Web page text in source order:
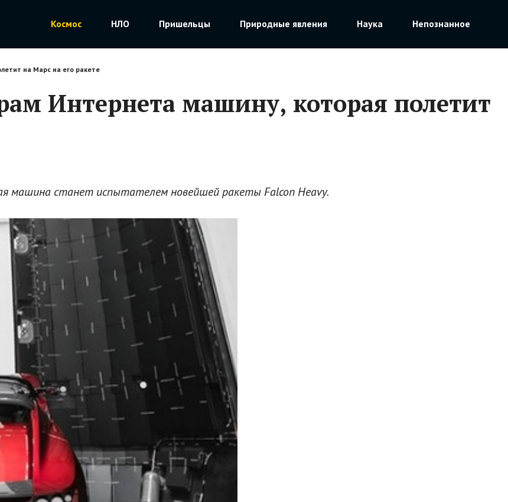
Космос НЛО Пришельцы Природные явления Наука Непознанное
на Марс на его ракете
Интернета машину, которая полетит
машина станет испытателем новейшей ракеты Falcon Heavy.